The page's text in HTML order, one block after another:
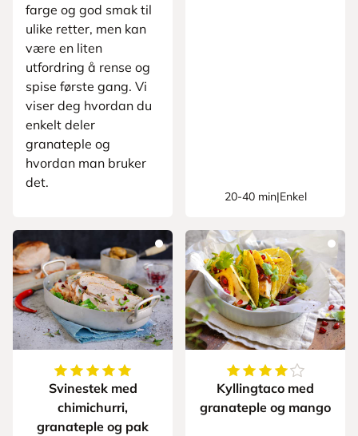
farge og god smak til
ulike retter, men kan
være en liten
utfordring å rense og
spise første gang. Vi
viser deg hvordan du
enkelt deler
granateple og
hvordan man bruker
det.
20-40 min|Enkel
5av5stjerner
Svinestek med
chimichurri,
granateple og pak
4.428571428571429
Kyllingtaco med
granateple og mango